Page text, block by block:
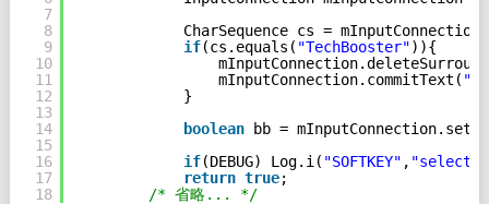
7
8
9
10
11
12
13
14
15
16
17
18
CharSequence cs =
if(cs.equals( "TechBooster")){
mInputConnection.commitText(
}
boolean
bb =
if(DEBUG) Log.i( "SOFTKEY" ,
return true;
/* 省略... */